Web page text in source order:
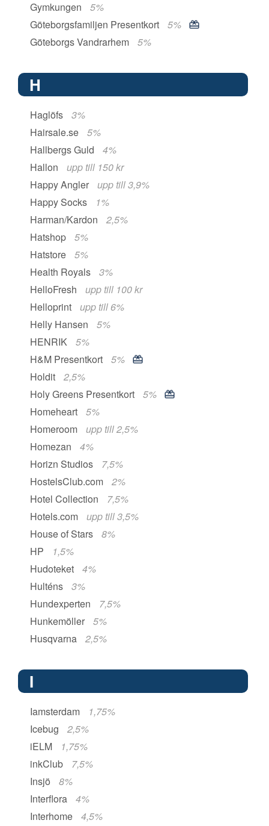
Gymkungen
5%
Göteborgsfamiljen Presentkort
5%
Göteborgs Vandrarhem
5%
H
Haglöfs
3%
Hairsale.se
5%
Hallbergs Guld
4%
Hallon
upp till 150 kr
Happy Angler
upp till 3,9%
Happy Socks
1%
Harman/Kardon
2,5%
Hatshop
5%
Hatstore
5%
Health Royals
3%
HelloFresh
upp till 100 kr
Helloprint
upp till 6%
Helly Hansen
5%
HENRIK
5%
H&M Presentkort
5%
Holdit
2,5%
Holy Greens Presentkort
5%
Homeheart
5%
Homeroom
upp till 2,5%
Homezan
4%
Horizn Studios
7,5%
HostelsClub.com
2%
Hotel Collection
7,5%
Hotels.com
upp till 3,5%
House of Stars
8%
HP
1,5%
Hudoteket
4%
Hulténs
3%
Hundexperten
7,5%
Hunkemöller
5%
Husqvarna
2,5%
I
Iamsterdam
1,75%
Icebug
2,5%
iELM
1,75%
inkClub
7,5%
Insjö
8%
Interflora
4%
Interhome
4,5%